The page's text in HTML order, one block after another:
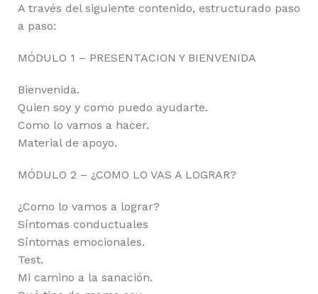
A través del siguiente contenido, estructurado paso
a paso:
MÓDULO 1 – PRESENTACION Y BIENVENIDA
Bienvenida.
Quien soy y como puedo ayudarte.
Como lo vamos a hacer.
Material de apoyo.
MÓDULO 2 – ¿COMO LO VAS A LOGRAR?
¿Como lo vamos a lograr?
Síntomas conductuales
Síntomas emocionales.
Test.
Mi camino a la sanación.